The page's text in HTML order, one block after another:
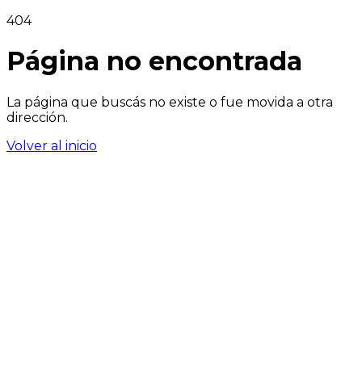
404
Página no encontrada
La página que buscás no existe o fue movida a otra
dirección.
Volver al inicio